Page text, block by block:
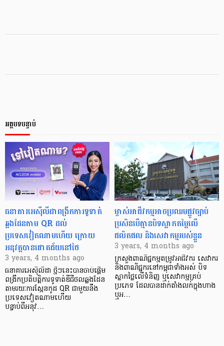
អត្ថបទបន្ទាប់
ធនាគារអេស៊ីលីដាពង្រីកការទូទាត់
ឆ្លងដែនតាម QR ដល់
ប្រទេសវៀតណាមហើយ ក្រោយ
អនុវត្តបានជោគជ័យនៅថៃ
3 years, 4 months ago
ធនាគារអេស៊ីលីដា ថ្មីៗនេះបានចាប់ផ្ដើម
ពង្រីកប្រតិបត្តិការទូទាត់ឌីជីថលឆ្លងដែន
តាមរយៈការស្កែនកូដ QR ជាមួយនឹង
ប្រទេសវៀតណាមហើយ
បន្ទាប់ពីអនុវ…
ម្ចាស់អាជីវកម្មអាចប្រឈមផ្លូវច្បាប់
ប្រសិនបើគ្មានបិទស្លាកតម្លៃលើ
ផលិតផល និងសេវាកម្មរបស់ខ្លួន
3 years, 4 months ago
ក្រសួងពាណិជ្ជកម្មតម្រូវអាជីវករ សេវាករ
និងពាណិជ្ជករនៅកម្ពុជាទាំងអស់ បិទ
ស្លាកថ្លៃលើទំនិញ ឬសេវាកម្មគ្រប់
ប្រភេទ ដែលបានដាក់តាំងលក់ក្នុងហាង
ឬអ…